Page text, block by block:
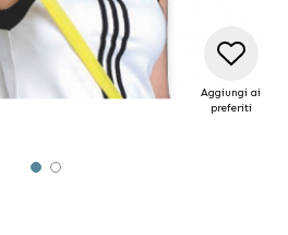
Aggiungi ai
preferiti